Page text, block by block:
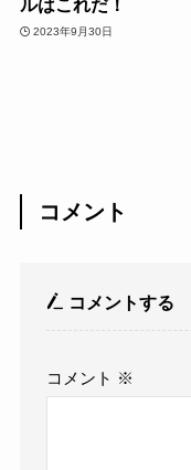
ルはこれだ！
2023年9月30日
コメント
コメントする
コメント ※